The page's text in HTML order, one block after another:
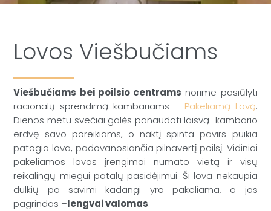
Lovos Viešbučiams
Viešbučiams bei poilsio centrams norime pasiūlyti
racionalų sprendimą kambariams – Pakeliamą Lovą.
Dienos metu svečiai galės panaudoti laisvą kambario
erdvę savo poreikiams, o naktį spinta pavirs puikia
patogia lova, padovanosiančia pilnavertį poilsį. Vidiniai
pakeliamos lovos įrengimai numato vietą ir visų
reikalingų miegui patalų pasidėjimui. Ši lova nekaupia
dulkių po savimi kadangi yra pakeliama, o jos
pagrindas –lengvai valomas.